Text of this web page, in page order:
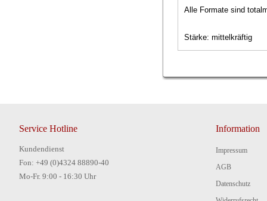
Alle Formate sind
Stärke: mittelkräftig
Service Hotline
Kundendienst
Fon: +49 (0)4324 88890-40
Mo-Fr. 9:00 - 16:30 Uhr
Information
Impressum
AGB
Datenschutz